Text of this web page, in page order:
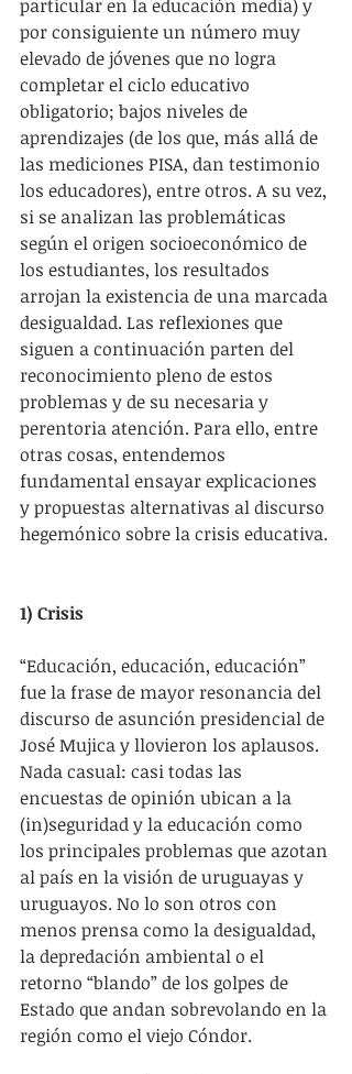
particular en la educación media) y
por consiguiente un número muy
elevado de jóvenes que no logra
completar el ciclo educativo
obligatorio; bajos niveles de
aprendizajes (de los que, más allá de
las mediciones PISA, dan testimonio
los educadores), entre otros. A su vez,
si se analizan las problemáticas
según el origen socioeconómico de
los estudiantes, los resultados
arrojan la existencia de una marcada
desigualdad. Las reflexiones que
siguen a continuación parten del
reconocimiento pleno de estos
problemas y de su necesaria y
perentoria atención. Para ello, entre
otras cosas, entendemos
fundamental ensayar explicaciones
y propuestas alternativas al discurso
hegemónico sobre la crisis educativa.
1) Crisis
“Educación, educación, educación”
fue la frase de mayor resonancia del
discurso de asunción presidencial de
José Mujica y llovieron los aplausos.
Nada casual: casi todas las
encuestas de opinión ubican a la
(in)seguridad y la educación como
los principales problemas que azotan
al país en la visión de uruguayas y
uruguayos. No lo son otros con
menos prensa como la desigualdad,
la depredación ambiental o el
retorno “blando” de los golpes de
Estado que andan sobrevolando en la
región como el viejo Cóndor.